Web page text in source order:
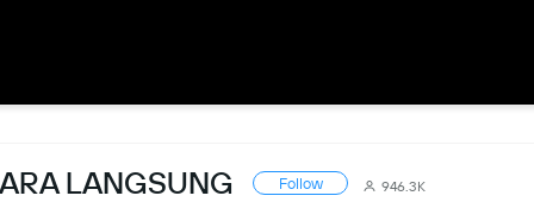
LANGSUNG Follow 946.3K